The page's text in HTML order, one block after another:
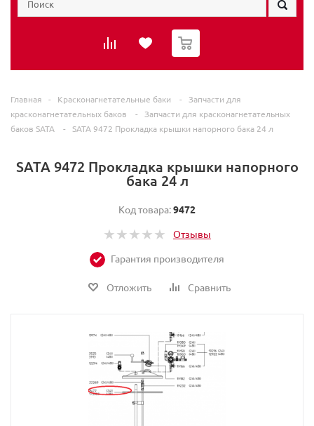
0
Главная - Красконагнетательные баки -
Запчасти для
красконагнетательных баков
-
Запчасти для красконагнетательных
баков SATA
- SATA 9472 Прокладка крышки напорного бака 24 л
SATA 9472 Прокладка крышки напорного
бака 24 л
Код товара:9472
Отзывы
Гарантия производителя
Отложить Сравнить